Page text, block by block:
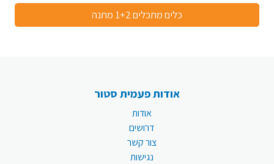
כלים מתכלים 1+2 מתנה
אודות פעמית סטור
אודות
דרושים
צור קשר
נגישות